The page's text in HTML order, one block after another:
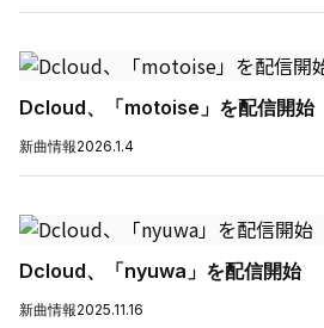
Dcloud、「motoise」を配信開始
新曲情報2026.1.4
Dcloud、「nyuwa」を配信開始
新曲情報2025.11.16